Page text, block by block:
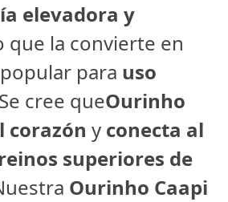
elevadora y
que la convierte en
para uso
cree queOurinho
corazón y conecta al
superiores de
Ourinho Caapi